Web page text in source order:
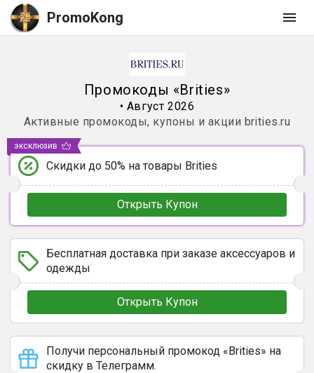
PromoKong
Промокоды «Brities»
• Август 2026
Активные промокоды, купоны и акции brities.ru
Скидки до 50% на товары Brities
Открыть Купон
эксклюзив
Бесплатная доставка при заказе аксессуаров и
одежды
Открыть Купон
Получи персональный промокод «Brities» на
скидку в Телеграмм.